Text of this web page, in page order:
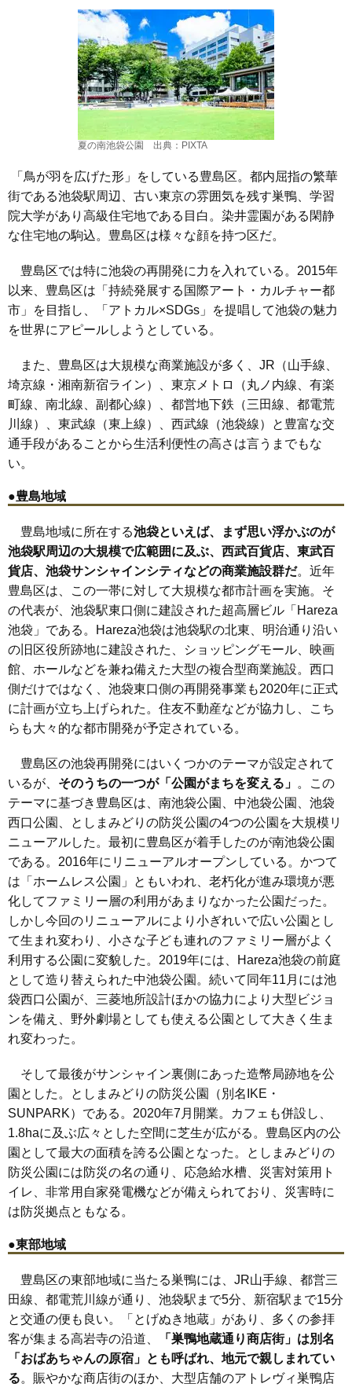
夏の南池袋公園 出典：PIXTA
「鳥が羽を広げた形」をしている豊島区。都内屈指の繁華
街である池袋駅周辺、古い東京の雰囲気を残す巣鴨、学習
院大学があり高級住宅地である目白。染井霊園がある閑静
な住宅地の駒込。豊島区は様々な顔を持つ区だ。
豊島区では特に池袋の再開発に力を入れている。2015年
以来、豊島区は「持続発展する国際アート・カルチャー都
市」を目指し、「アトカル×SDGs」を提唱して池袋の魅力
を世界にアピールしようとしている。
また、豊島区は大規模な商業施設が多く、JR（山手線、
埼京線・湘南新宿ライン）、東京メトロ（丸ノ内線、有楽
町線、南北線、副都心線）、都営地下鉄（三田線、都電荒
川線）、東武線（東上線）、西武線（池袋線）と豊富な交
通手段があることから生活利便性の高さは言うまでもな
い。
●豊島地域
豊島地域に所在する池袋といえば、まず思い浮かぶのが
池袋駅周辺の大規模で広範囲に及ぶ、西武百貨店、東武百
貨店、池袋サンシャインシティなどの商業施設群だ。近年
豊島区は、この一帯に対して大規模な都市計画を実施。そ
の代表が、池袋駅東口側に建設された超高層ビル「Hareza
池袋」である。Hareza池袋は池袋駅の北東、明治通り沿い
の旧区役所跡地に建設された、ショッピングモール、映画
館、ホールなどを兼ね備えた大型の複合型商業施設。西口
側だけではなく、池袋東口側の再開発事業も2020年に正式
に計画が立ち上げられた。住友不動産などが協力し、こち
らも大々的な都市開発が予定されている。
豊島区の池袋再開発にはいくつかのテーマが設定されて
いるが、 そのうちの一つが「公園がまちを変える」 。この
テーマに基づき豊島区は、南池袋公園、中池袋公園、池袋
西口公園、としまみどりの防災公園の4つの公園を大規模リ
ニューアルした。最初に豊島区が着手したのが南池袋公園
である。2016年にリニューアルオープンしている。かつて
は「ホームレス公園」ともいわれ、老朽化が進み環境が悪
化してファミリー層の利用があまりなかった公園だった。
しかし今回のリニューアルにより小ぎれいで広い公園とし
て生まれ変わり、小さな子ども連れのファミリー層がよく
利用する公園に変貌した。2019年には、Hareza池袋の前庭
として造り替えられた中池袋公園。続いて同年11月には池
袋西口公園が、三菱地所設計ほかの協力により大型ビジョ
ンを備え、野外劇場としても使える公園として大きく生ま
れ変わった。
そして最後がサンシャイン裏側にあった造幣局跡地を公
園とした。としまみどりの防災公園（別名IKE・
SUNPARK）である。2020年7月開業。カフェも併設し、
1.8haに及ぶ広々とした空間に芝生が広がる。豊島区内の公
園として最大の面積を誇る公園となった。としまみどりの
防災公園には防災の名の通り、応急給水槽、災害対策用ト
イレ、非常用自家発電機などが備えられており、災害時に
は防災拠点ともなる。
●東部地域
豊島区の東部地域に当たる巣鴨には、JR山手線、都営三
田線、都電荒川線が通り、池袋駅まで5分、新宿駅まで15分
と交通の便も良い。「とげぬき地蔵」があり、多くの参拝
客が集まる高岩寺の沿道、
「巣鴨地蔵通り商店街」は別名
「おばあちゃんの原宿」とも呼ばれ、地元で親しまれてい
る。賑やかな商店街のほか、大型店舗のアトレヴィ巣鴨店